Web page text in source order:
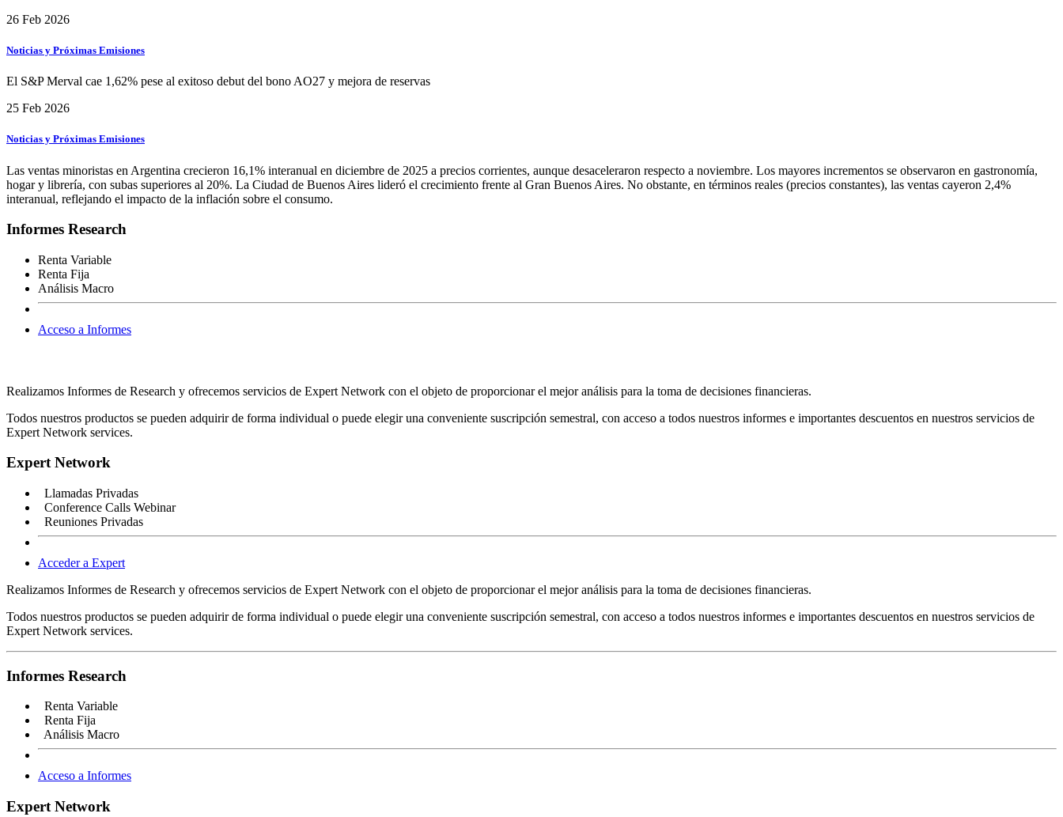
26 Feb 2026
Noticias y Próximas Emisiones
El S&P Merval cae 1,62% pese al exitoso debut del bono AO27 y mejora de reservas
25 Feb 2026
Noticias y Próximas Emisiones
Las ventas minoristas en Argentina crecieron 16,1% interanual en diciembre de 2025 a precios corrientes, aunque desaceleraron respecto a noviembre. Los mayores incrementos se observaron en gastronomía,
hogar y librería, con subas superiores al 20%. La Ciudad de Buenos Aires lideró el crecimiento frente al Gran Buenos Aires. No obstante, en términos reales (precios constantes), las ventas cayeron 2,4%
interanual, reflejando el impacto de la inflación sobre el consumo.
Informes Research
Renta Variable
Renta Fija
Análisis Macro
Acceso a Informes
Realizamos Informes de Research y ofrecemos servicios de Expert Network con el objeto de proporcionar el mejor análisis para la toma de decisiones financieras.
Todos nuestros productos se pueden adquirir de forma individual o puede elegir una conveniente suscripción semestral, con acceso a todos nuestros informes e importantes descuentos en nuestros servicios de
Expert Network services.
Expert Network
Llamadas Privadas
Conference Calls Webinar
Reuniones Privadas
Acceder a Expert
Realizamos Informes de Research y ofrecemos servicios de Expert Network con el objeto de proporcionar el mejor análisis para la toma de decisiones financieras.
Todos nuestros productos se pueden adquirir de forma individual o puede elegir una conveniente suscripción semestral, con acceso a todos nuestros informes e importantes descuentos en nuestros servicios de
Expert Network services.
Informes Research
Renta Variable
Renta Fija
Análisis Macro
Acceso a Informes
Expert Network